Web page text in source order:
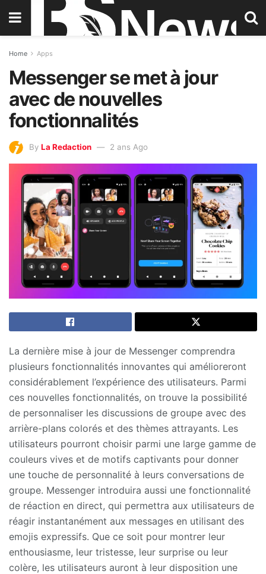
Home Apps
Messenger se met à jour
avec de nouvelles
fonctionnalités
By La Redaction 2 ans Ago
La dernière mise à jour de Messenger comprendra
plusieurs fonctionnalités innovantes qui amélioreront
considérablement l’expérience des utilisateurs. Parmi
ces nouvelles fonctionnalités, on trouve la possibilité
de personnaliser les discussions de groupe avec des
arrière-plans colorés et des thèmes attrayants. Les
utilisateurs pourront choisir parmi une large gamme de
couleurs vives et de motifs captivants pour donner
une touche de personnalité à leurs conversations de
groupe. Messenger introduira aussi une fonctionnalité
de réaction en direct, qui permettra aux utilisateurs de
réagir instantanément aux messages en utilisant des
emojis expressifs. Que ce soit pour montrer leur
enthousiasme, leur tristesse, leur surprise ou leur
colère, les utilisateurs auront à leur disposition une